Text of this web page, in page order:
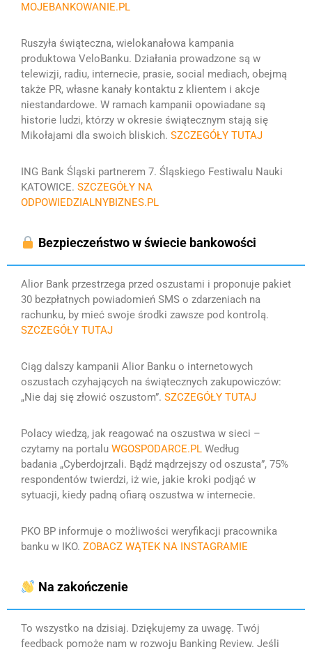
MOJEBANKOWANIE.PL
Ruszyła świąteczna, wielokanałowa kampania
produktowa VeloBanku. Działania prowadzone są w
telewizji, radiu, internecie, prasie, social mediach, obejmą
także PR, własne kanały kontaktu z klientem i akcje
niestandardowe. W ramach kampanii opowiadane są
historie ludzi, którzy w okresie świątecznym stają się
Mikołajami dla swoich bliskich. SZCZEGÓŁY TUTAJ
ING Bank Śląski partnerem 7. Śląskiego Festiwalu Nauki
KATOWICE. SZCZEGÓŁY NA
ODPOWIEDZIALNYBIZNES.PL
Bezpieczeństwo w świecie bankowości
Alior Bank przestrzega przed oszustami i proponuje pakiet
30 bezpłatnych powiadomień SMS o zdarzeniach na
rachunku, by mieć swoje środki zawsze pod kontrolą.
SZCZEGÓŁY TUTAJ
Ciąg dalszy kampanii Alior Banku o internetowych
oszustach czyhających na świątecznych zakupowiczów:
„Nie daj się złowić oszustom”. SZCZEGÓŁY TUTAJ
Polacy wiedzą, jak reagować na oszustwa w sieci –
czytamy na portalu WGOSPODARCE.PL Według
badania „Cyberdojrzali. Bądź mądrzejszy od oszusta”, 75%
respondentów twierdzi, iż wie, jakie kroki podjąć w
sytuacji, kiedy padną ofiarą oszustwa w internecie.
PKO BP informuje o możliwości weryfikacji pracownika
banku w IKO. ZOBACZ WĄTEK NA INSTAGRAMIE
Na zakończenie
To wszystko na dzisiaj. Dziękujemy za uwagę. Twój
feedback pomoże nam w rozwoju Banking Review. Jeśli